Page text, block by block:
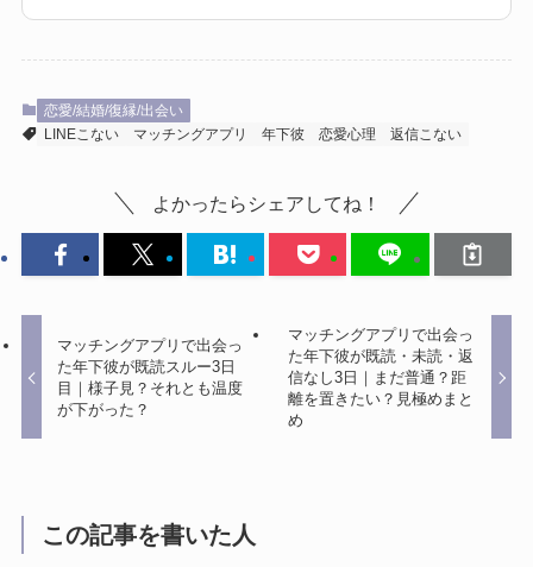
恋愛/結婚/復縁/出会い
LINEこない
マッチングアプリ 年下彼 恋愛心理 返信こない
よかったらシェアしてね！
マッチングアプリで出会っ
た年下彼が既読スルー3日
目｜様子見？それとも温度
が下がった？
マッチングアプリで出会っ
た年下彼が既読・未読・返
信なし3日｜まだ普通？距
離を置きたい？見極めまと
め
この記事を書いた人